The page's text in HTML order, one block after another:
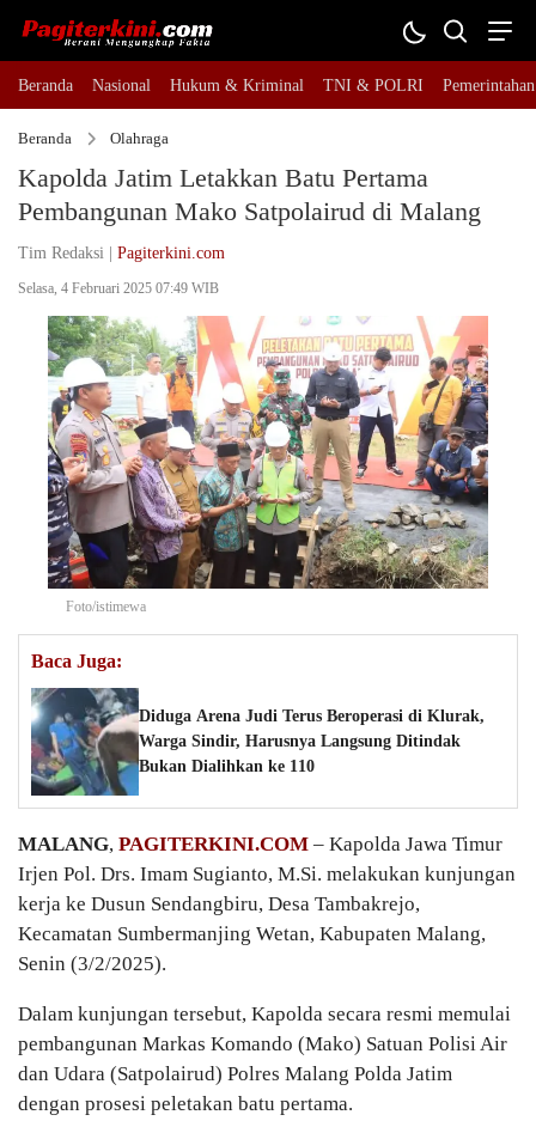
Beranda Nasional Hukum & Kriminal TNI & POLRI Pemerintahan
Beranda Olahraga
Kapolda Jatim Letakkan Batu Pertama
Pembangunan Mako Satpolairud di Malang
Tim Redaksi | Pagiterkini.com
Selasa, 4 Februari 2025 07:49 WIB
Foto/istimewa
Baca Juga:
Diduga Arena Judi Terus Beroperasi di Klurak,
Warga Sindir, Harusnya Langsung Ditindak
Bukan Dialihkan ke 110
MALANG, PAGITERKINI.COM – Kapolda Jawa Timur
Irjen Pol. Drs. Imam Sugianto, M.Si. melakukan kunjungan
kerja ke Dusun Sendangbiru, Desa Tambakrejo,
Kecamatan Sumbermanjing Wetan, Kabupaten Malang,
Senin (3/2/2025).
Dalam kunjungan tersebut, Kapolda secara resmi memulai
pembangunan Markas Komando (Mako) Satuan Polisi Air
dan Udara (Satpolairud) Polres Malang Polda Jatim
dengan prosesi peletakan batu pertama.